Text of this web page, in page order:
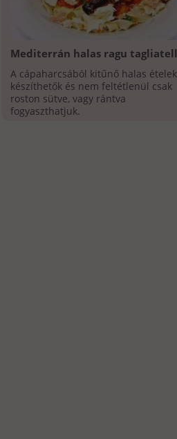
Mediterrán halas ragu
A cápaharcsából kitűnő halas ételek
készíthetők és nem feltétlenül csak
roston sütve, vagy rántva
fogyaszthatjuk.